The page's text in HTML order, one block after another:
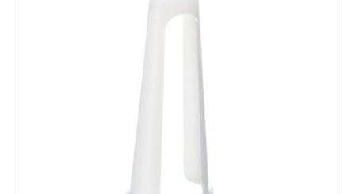
Kamertemperatuur (15°C - 25°C)